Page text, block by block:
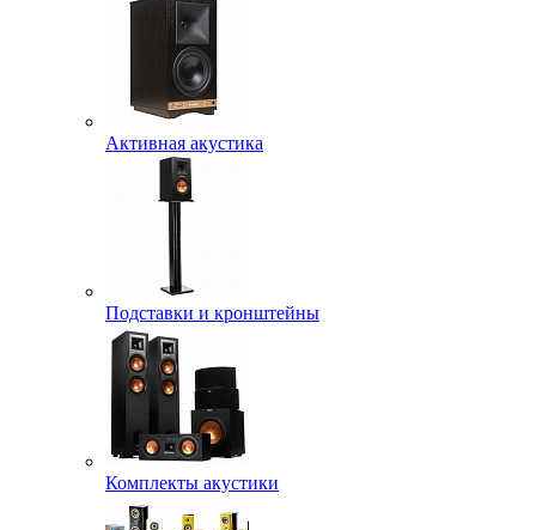
Активная акустика
Подставки и кронштейны
Комплекты акустики